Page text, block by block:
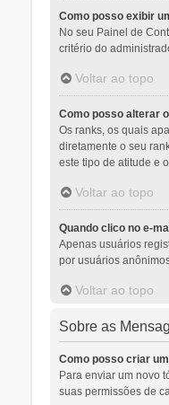
Como posso exibir
No seu Painel de
critério do
Voltar ao topo
Como posso alterar
Os ranks, os quais
diretamente o seu
este tipo de atitude e
Voltar ao topo
Quando clico no e-
Apenas usuários
por usuários
Voltar ao topo
Sobre as
Como posso criar
Para enviar um novo
suas permissões de